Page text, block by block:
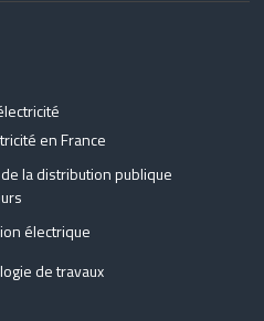
en France
la distribution publique
électrique
de travaux